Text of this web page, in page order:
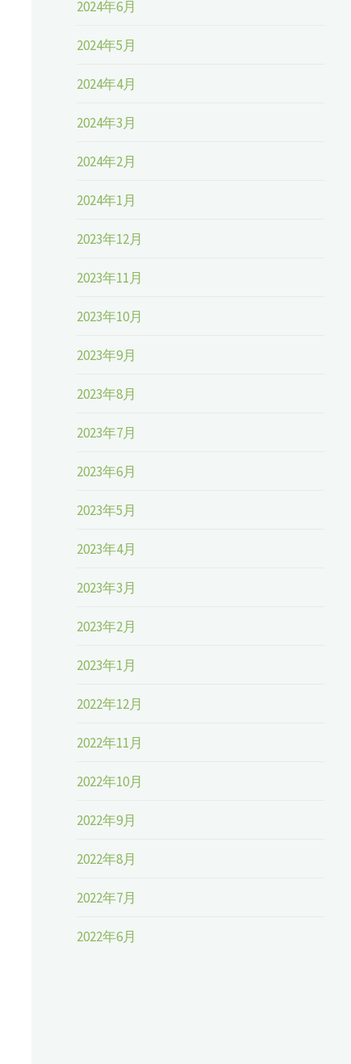
2024年6月
2024年5月
2024年4月
2024年3月
2024年2月
2024年1月
2023年12月
2023年11月
2023年10月
2023年9月
2023年8月
2023年7月
2023年6月
2023年5月
2023年4月
2023年3月
2023年2月
2023年1月
2022年12月
2022年11月
2022年10月
2022年9月
2022年8月
2022年7月
2022年6月